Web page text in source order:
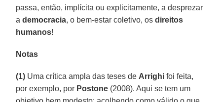
passa, então, implícita ou explicitamente, a desprezar
ademocracia, o bem-estar coletivo, osdireitos
humanos!
Notas
(1) Uma crítica ampla das teses de Arrighi foi feita,
por exemplo, por Postone (2008). Aqui se tem um